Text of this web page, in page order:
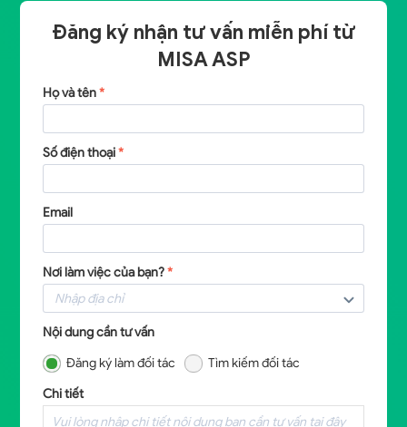
Đăng ký nhận tư vấn miễn phí từ
MISA ASP
Họ và tên*
Số điện thoại*
Email
Nơi làm việc của bạn?*
Nội dung cần tư vấn
Đăng ký làm đối tác
Tìm kiếm đối tác
Chi tiết